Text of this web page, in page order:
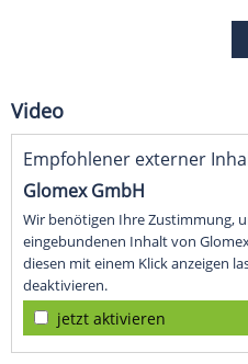
Video
Empfohlener externer
Glomex GmbH
Wir benötigen Ihre Zustimmung,
eingebundenen Inhalt von
diesen mit einem Klick anzeigen
deaktivieren.
jetzt aktivieren